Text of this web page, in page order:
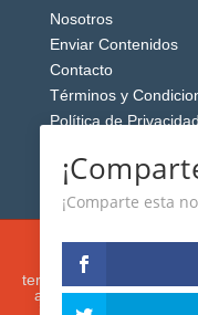
Nosotros
Enviar Contenidos
Contacto
Términos y
Política de Privacidad
Esta web usa
terceros) para analizar
anuncios que le
intereses, buscando
¡Comparte esta